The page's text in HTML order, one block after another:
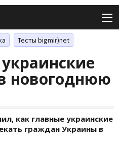
Тесты bigmir)net
новогоднюю
как главные украинские
граждан Украины в